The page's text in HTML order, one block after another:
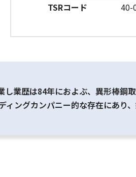
TSRコード
40-
し業歴は84年におよぶ、異形棒
ィングカンパニー的な存在にあり